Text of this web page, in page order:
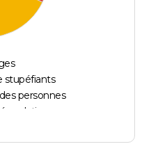
stupéfiants
personnes